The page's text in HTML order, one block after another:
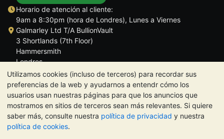
Utilizamos cookies (incluso de terceros) para recordar sus
preferencias de la web y ayudarnos a entendr cómo los
usuarios usan nuestras páginas para que los anuncios que
mostramos en sitios de terceros sean más relevantes. Si quiere
saber más, consulte nuestra política de privacidad y nuestra
política de cookies.
Horario de atención al cliente:
9am a 8:30pm (hora de Londres), Lunes a Viernes
Galmarley Ltd T/A BullionVault
3 Shortlands (7th Floor)
Hammersmith
Londres
W6 8DA
Reino Unido